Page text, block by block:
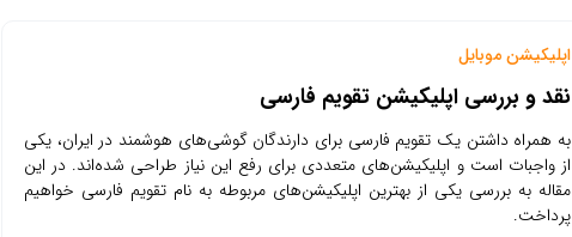
اپلیکیشن موبایل
نقد و بررسی اپلیکیشن تقویم فارسی
به همراه داشتن یک تقویم فارسی برای دارندگان گوشی‌های هوشمند در ایران، یکی
از واجبات است و اپلیکیشن‌های متعددی برای رفع این نیاز طراحی شده‌اند. در این
مقاله به بررسی یکی از بهترین اپلیکیشن‌های مربوطه به نام تقویم فارسی خواهیم
پرداخت.